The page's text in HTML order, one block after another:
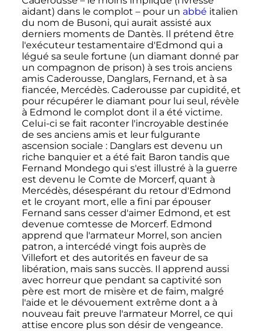
aidant) dans le complot – pour un abbé italien
du nom de Busoni, qui aurait assisté aux
derniers moments de Dantès. Il prétend être
l'exécuteur testamentaire d'Edmond qui a
légué sa seule fortune (un diamant donné par
un compagnon de prison) à ses trois anciens
amis Caderousse, Danglars, Fernand, et à sa
fiancée, Mercédès. Caderousse par cupidité, et
pour récupérer le diamant pour lui seul, révèle
à Edmond le complot dont il a été victime.
Celui-ci se fait raconter l'incroyable destinée
de ses anciens amis et leur fulgurante
ascension sociale : Danglars est devenu un
riche banquier et a été fait Baron tandis que
Fernand Mondego qui s'est illustré à la guerre
est devenu le Comte de Morcerf, quant à
Mercédès, désespérant du retour d'Edmond
et le croyant mort, elle a fini par épouser
Fernand sans cesser d'aimer Edmond, et est
devenue comtesse de Morcerf. Edmond
apprend que l'armateur Morrel, son ancien
patron, a intercédé vingt fois auprès de
Villefort et des autorités en faveur de sa
libération, mais sans succès. Il apprend aussi
avec horreur que pendant sa captivité son
père est mort de misère et de faim, malgré
l'aide et le dévouement extrême dont a à
nouveau fait preuve l'armateur Morrel, ce qui
attise encore plus son désir de vengeance.